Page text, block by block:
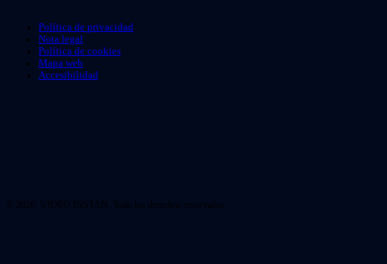
Política de privacidad
Nota legal
Política de cookies
Mapa web
Accesibilidad
© 2026. VIDEO INSTAN. Todo los derechos reservados.